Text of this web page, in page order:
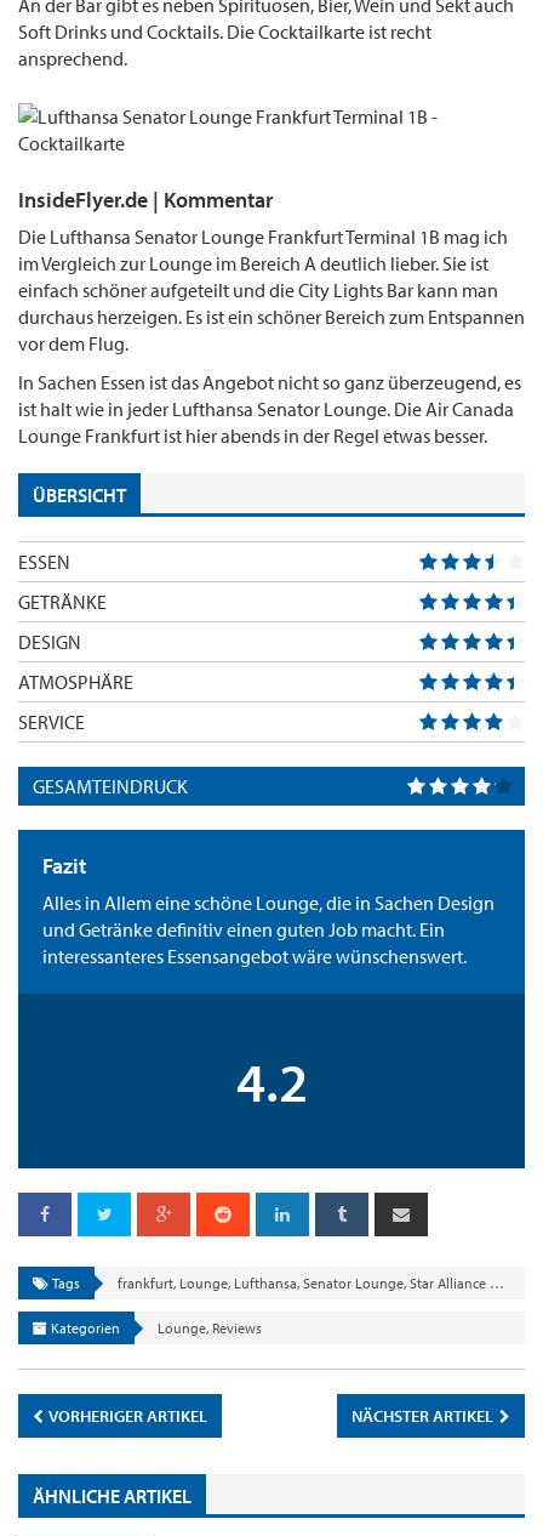
An der Bar gibt es neben Spirituosen, Bier, Wein und Sekt auch
Soft Drinks und Cocktails. Die Cocktailkarte ist recht
ansprechend.
InsideFlyer.de | Kommentar
Die Lufthansa Senator Lounge Frankfurt Terminal 1B mag ich
im Vergleich zur Lounge im Bereich A deutlich lieber. Sie ist
einfach schöner aufgeteilt und die City Lights Bar kann man
durchaus herzeigen. Es ist ein schöner Bereich zum Entspannen
vor dem Flug.
In Sachen Essen ist das Angebot nicht so ganz überzeugend, es
ist halt wie in jeder Lufthansa Senator Lounge. Die Air Canada
Lounge Frankfurt ist hier abends in der Regel etwas besser.
ÜBERSICHT
ESSEN
GETRÄNKE
DESIGN
ATMOSPHÄRE
SERVICE
GESAMTEINDRUCK
Fazit
Alles in Allem eine schöne Lounge, die in Sachen Design
und Getränke definitiv einen guten Job macht. Ein
interessanteres Essensangebot wäre wünschenswert.
4.2
Tags frankfurt, Lounge, Lufthansa, Senator Lounge, Star Alliance Gold
Kategorien Lounge, Reviews
VORHERIGER ARTIKEL NÄCHSTER ARTIKEL
ÄHNLICHE ARTIKEL